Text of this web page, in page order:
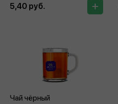
5,40 руб.
Чай чёрный